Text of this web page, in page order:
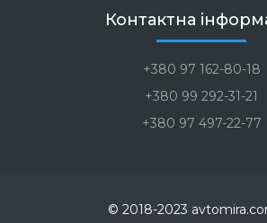
Контактна
+380 97 162-80-18
+380 99 292-31-21
+380 97 497-22-77
© 2018-2023